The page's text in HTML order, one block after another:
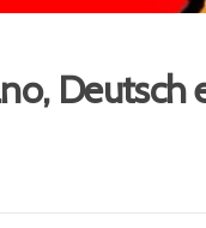
Deutsch